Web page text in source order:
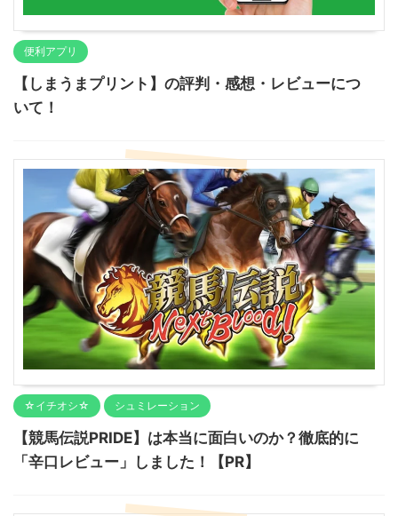
便利アプリ
【しまうまプリント】の評判・感想・レビューにつ
いて！
☆イチオシ☆ シュミレーション
【競馬伝説PRIDE】は本当に面白いのか？徹底的に
「辛口レビュー」しました！【PR】